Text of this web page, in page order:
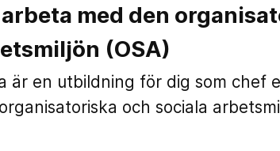
med den
(OSA)
är en utbildning för dig som chef
och sociala